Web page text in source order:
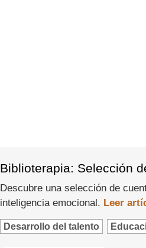
Biblioterapia: Selección
Descubre una selección de
inteligencia emocional. Leer
Desarrollo del talento